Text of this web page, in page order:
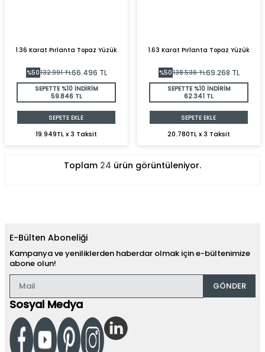
1.36 Karat Pırlanta Topaz Yüzük
%50132.991TL66.496 TL
SEPETTE %10 İNDİRİM
59.846 TL
SEPETE EKLE
19.949TL x 3 Taksit
1.63 Karat Pırlanta Topaz Yüzük
%50138.536TL69.268 TL
SEPETTE %10 İNDİRİM
62.341 TL
SEPETE EKLE
20.780TL x 3 Taksit
Toplam 24 ürün görüntüleniyor.
E-Bülten Aboneliği
Kampanya ve yeniliklerden haberdar olmak için e-bültenimize
abone olun!
GÖNDER
Sosyal Medya